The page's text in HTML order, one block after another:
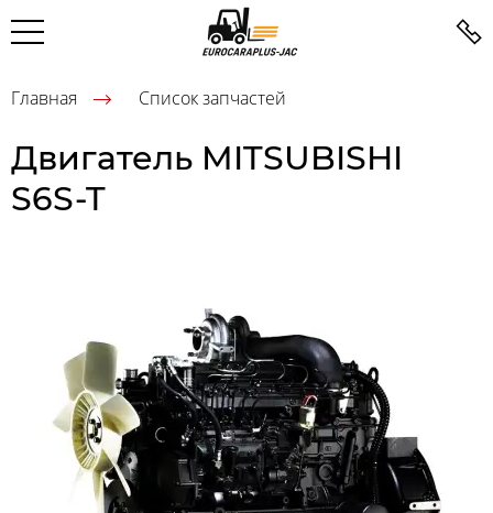
Главная Список запчастей
Двигатель MITSUBISHI
S6S-T